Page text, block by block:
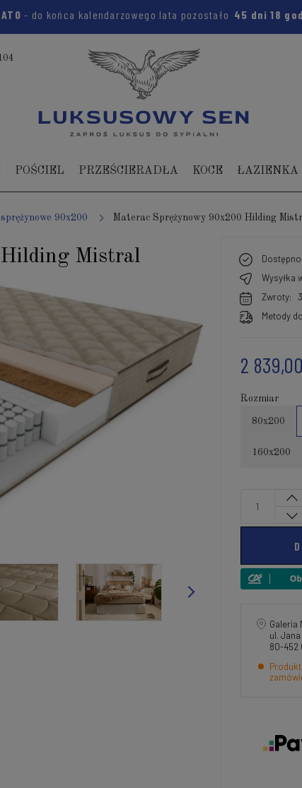
- do końca kalendarzowego lata pozostało 45 dni 18
POŚCIEL PRZEŚCIERADŁA KOCE ŁAZIENKA
90x200 Materac Sprężynowy 90x200 Hilding
Hilding Mistral
Wysyłka
Zwroty:
Metody
2
Rozmiar
80x200
160x200
Galeria
ul.
80-452